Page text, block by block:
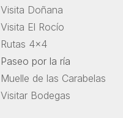
Visita Doñana
Visita El Rocío
Rutas 4×4
Paseo por la ría
Muelle de las Carabelas
Visitar Bodegas